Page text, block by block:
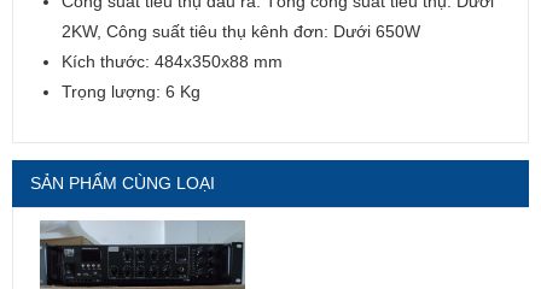
2KW, Công suất tiêu thụ kênh đơn: Dưới 650W
Kích thước: 484x350x88 mm
Trọng lượng: 6 Kg
SẢN PHẨM CÙNG LOẠI